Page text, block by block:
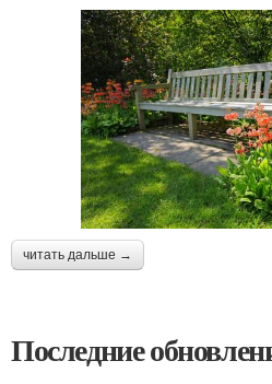
читать дальше →
Последние